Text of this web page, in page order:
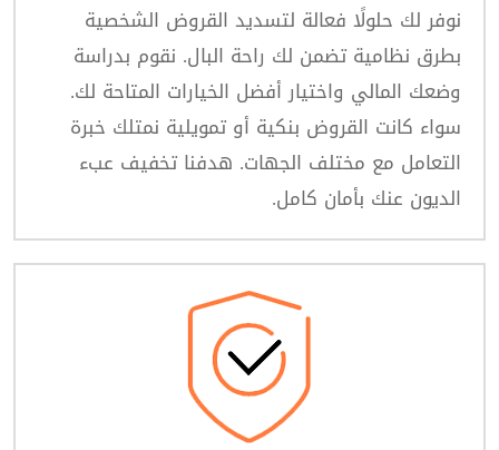
نوفر لك حلولًا فعالة لتسديد القروض الشخصية
بطرق نظامية تضمن لك راحة البال. نقوم بدراسة
وضعك المالي واختيار أفضل الخيارات المتاحة لك.
سواء كانت القروض بنكية أو تمويلية نمتلك خبرة
التعامل مع مختلف الجهات. هدفنا تخفيف عبء
الديون عنك بأمان كامل.